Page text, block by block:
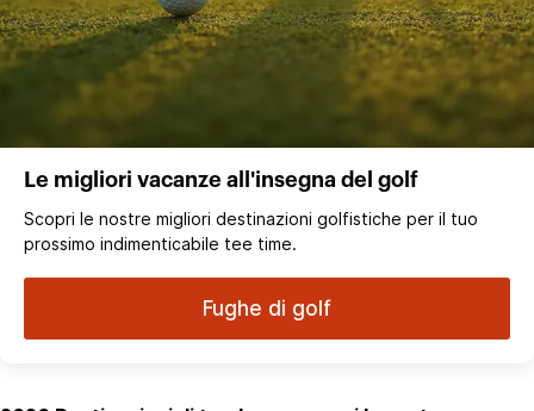
Le migliori vacanze all'insegna del golf
Scopri le nostre migliori destinazioni golfistiche per il tuo
prossimo indimenticabile tee time.
Fughe di golf